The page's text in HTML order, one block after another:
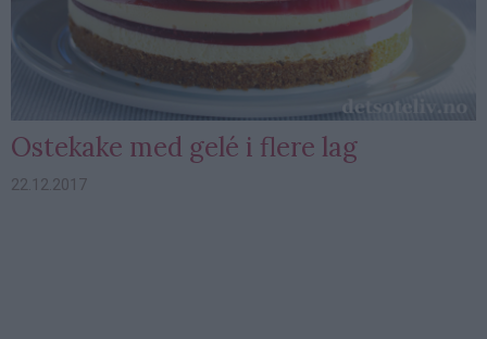
Ostekake med gelé i flere lag
22.12.2017